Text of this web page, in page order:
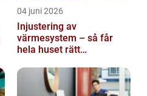
04 juni 2026
Injustering av
värmesystem – så får
hela huset rätt